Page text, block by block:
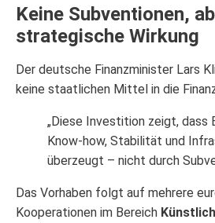
Keine Subventionen,
strategische Wirkung
Der deutsche Finanzminister Lars
keine staatlichen Mittel in die
„Diese Investition zeigt, dass
Know-how, Stabilität und
überzeugt – nicht durch
Das Vorhaben folgt auf mehrere
Kooperationen im Bereich